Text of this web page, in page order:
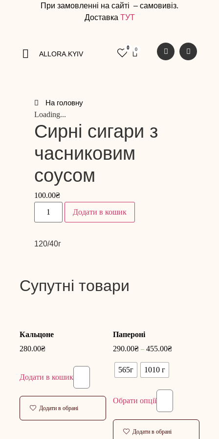
При замовленні на сайті – самовивіз.
Доставка ТУТ
ALLORA.KYIV
0
На головну
Loading...
Сирні сигари з
часниковим
соусом
100.00₴
Додати в кошик
120/40г
Супутні товари
Кальцоне
280.00₴
Додати в кошик
Додати в обрані
Папероні
290.00₴ –455.00₴
565г 1010 г
Обрати опції
Додати в обрані